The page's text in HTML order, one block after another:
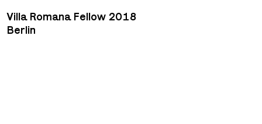
Villa Romana Fellow 2018
Berlin